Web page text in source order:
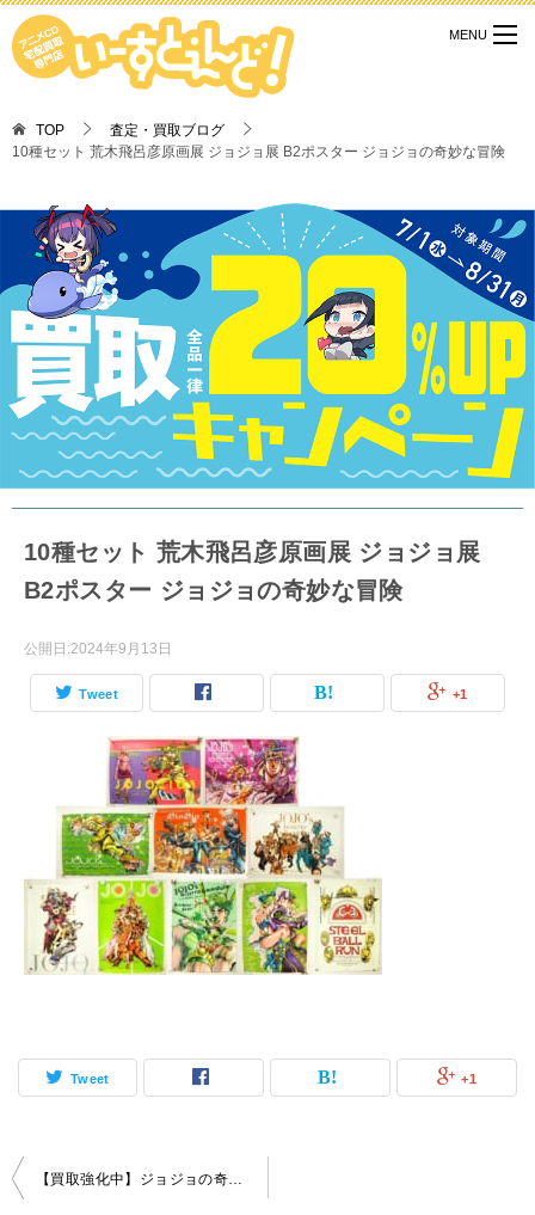
TOP
査定・買取ブログ
10種セット 荒木飛呂彦原画展 ジョジョ展 B2ポスター ジョジョの奇妙な冒険
10種セット 荒木飛呂彦原画展 ジョジョ展
B2ポスター ジョジョの奇妙な冒険
公開日:2024年9月13日
Tweet +1
Tweet +1
投
【買取強化中】ジョジョの奇妙な冒険シリーズ グッズ